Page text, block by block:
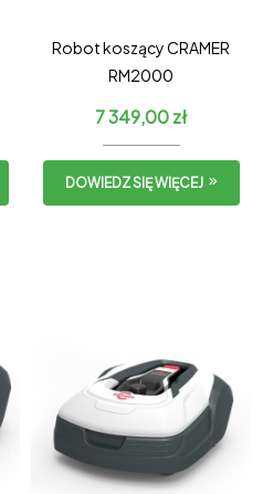
Robot koszący CRAMER
RM2000
7 349,00zł
DOWIEDZ SIĘ WIĘCEJ